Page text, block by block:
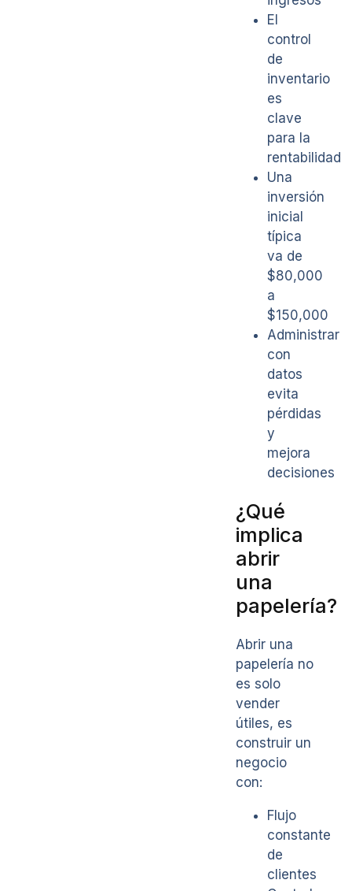
El
control
de
inventario
es
clave
para la
rentabilidad
Una
inversión
inicial
típica
va de
$80,000
a
$150,000
Administrar
con
datos
evita
pérdidas
y
mejora
decisiones
¿Qué
implica
abrir
una
papelería?
Abrir una
papelería no
es solo
vender
útiles, es
construir un
negocio
con:
Flujo
constante
de
clientes